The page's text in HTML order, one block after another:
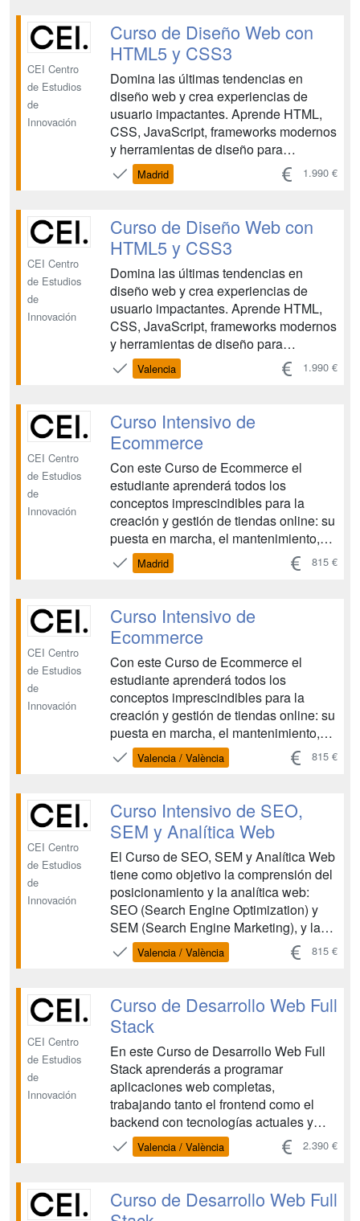
necesarias para destacar en el
competitivo mercado laboral. Hay
cuatro convocatorias a...
CEI Centro
de Estudios
de
Innovación
Curso de Diseño Web con
HTML5 y CSS3
Domina las últimas tendencias en
diseño web y crea experiencias de
usuario impactantes. Aprende HTML,
CSS, JavaScript, frameworks modernos
y herramientas de diseño para
convertirte en un profesional del
desarrollo web. Este curso te
necesarias para destacar en el
competitivo mercado laboral. Hay
cuatro convocatorias a...
Madrid 1.990 €
CEI Centro
de Estudios
de
Innovación
Curso de Diseño Web con
HTML5 y CSS3
Domina las últimas tendencias en
diseño web y crea experiencias de
usuario impactantes. Aprende HTML,
CSS, JavaScript, frameworks modernos
y herramientas de diseño para
convertirte en un profesional del
desarrollo web. Este curso te
necesarias para destacar en el
competitivo mercado laboral. Hay
cuatro convocatorias a...
Valencia 1.990 €
CEI Centro
de Estudios
de
Innovación
Curso Intensivo de
Ecommerce
Con este Curso de Ecommerce el
estudiante aprenderá todos los
conceptos imprescindibles para la
creación y gestión de tiendas online: su
puesta en marcha, el mantenimiento,
estrategias de marketing y la gestión de
las ventas online tanto en eCommerce
aunque también aprenderemos Shopify
o Prestashop) como en un ma...
Madrid 815 €
CEI Centro
de Estudios
de
Innovación
Curso Intensivo de
Ecommerce
Con este Curso de Ecommerce el
estudiante aprenderá todos los
conceptos imprescindibles para la
creación y gestión de tiendas online: su
puesta en marcha, el mantenimiento,
estrategias de marketing y la gestión de
las ventas online tanto en eCommerce
aunque también aprenderemos Shopify
o Prestashop) como en un ma...
Valencia / València 815 €
CEI Centro
de Estudios
de
Innovación
Curso Intensivo de SEO,
SEM y Analítica Web
El Curso de SEO, SEM y Analítica Web
tiene como objetivo la comprensión del
posicionamiento y la analítica web:
SEO (Search Engine Optimization) y
SEM (Search Engine Marketing), y la
identificación de sus diferencias, así
como la adquisición de conocimientos y
estrategias dentro de nuestro plan de
marketing onlin...
Valencia / València 815 €
CEI Centro
de Estudios
de
Innovación
Curso de Desarrollo Web Full
Stack
En este Curso de Desarrollo Web Full
Stack aprenderás a programar
aplicaciones web completas,
trabajando tanto el frontend como el
backend con tecnologías actuales y
entornos reales de desarrollo. La
formación está pensada para quienes
HTML5, CSS3 y JavaScript y quieren
evolucionar hacia un perfil de Full Stack
Valencia / València 2.390 €
Curso de Desarrollo Web Full